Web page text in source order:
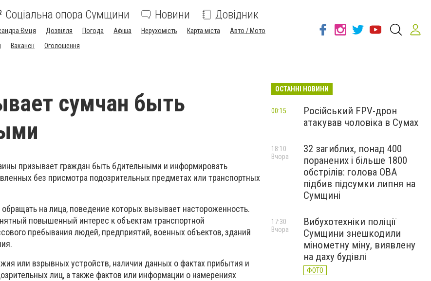
Соціальна опора Сумщини Новини Довідник
Ємця Дозвілля Погода Афіша Нерухомість Карта міста
Авто / Мото
Вакансії Оголошення
сумчан быть
призывает граждан быть бдительными и информировать
без присмотра подозрительных предметах или транспортных
на лица, поведение которых вызывает настороженность.
повышенный интерес к объектам транспортной
пребывания людей, предприятий, военных объектов, зданий
или взрывных устройств, наличии данных о фактах прибытия и
лиц, а также фактов или информации о намерениях
ОСТАННІ НОВИНИ
Російський FPV-дрон
атакував чоловіка в Сумах
00:15
32 загиблих, понад 400
поранених і більше 1800
обстрілів: голова ОВА
підбив підсумки липня на
Сумщині
18:10
Вчора
Вибухотехніки поліції
Сумщини знешкодили
мінометну міну, виявлену
на даху будівлі
ФОТО
17:30
Вчора